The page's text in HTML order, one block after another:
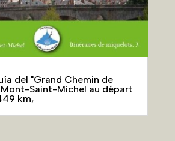
del "Grand Chemin de
Saint-Michel au départ
km,